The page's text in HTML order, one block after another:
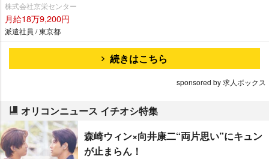
株式会社京栄センター
月給18万9,200円
派遣社員 / 東京都
続きはこちら
sponsored by 求人ボックス
オリコンニュース イチオシ特集
森崎ウィン×向井康二“両片思い”にキュン
が止まらん！